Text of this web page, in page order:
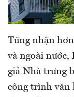
Từng nhận
và ngoài nước,
giả Nhà trưng
công trình văn